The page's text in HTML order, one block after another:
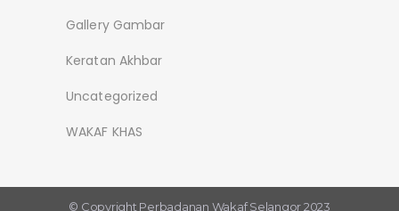
Gallery Gambar
Keratan Akhbar
Uncategorized
WAKAF KHAS
© Copyright Perbadanan Wakaf Selangor 2023